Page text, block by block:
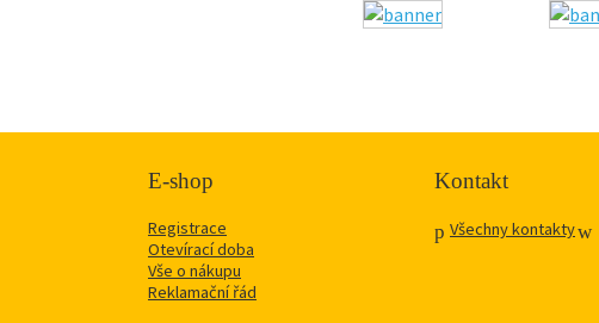
E-shop
Registrace
Otevírací doba
Vše o nákupu
Reklamační řád
Kontakt
Všechny kontakty